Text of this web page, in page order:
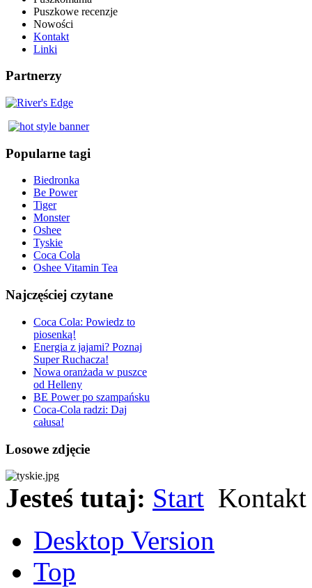
Puszkowe recenzje
Nowości
Kontakt
Linki
Partnerzy
Popularne tagi
Biedronka
Be Power
Tiger
Monster
Oshee
Tyskie
Coca Cola
Oshee Vitamin Tea
Najczęściej czytane
Coca Cola: Powiedz to
piosenką!
Energia z jajami? Poznaj
Super Ruchacza!
Nowa oranżada w puszce
od Helleny
BE Power po szampańsku
Coca-Cola radzi: Daj
całusa!
Losowe zdjęcie
Jesteś tutaj: Start Kontakt
Desktop Version
Top